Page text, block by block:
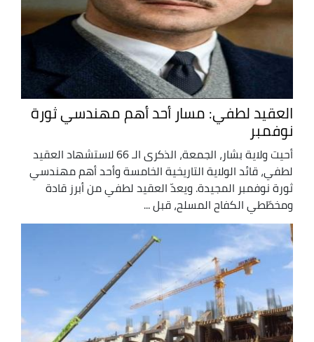
العقيد لطفي: مسار أحد أهم مهندسي ثورة
نوفمبر
أحيت ولاية بشار، الجمعة، الذكرى الـ 66 لاستشهاد العقيد
لطفي، قائد الولاية التاريخية الخامسة وأحد أهم مهندسي
ثورة نوفمبر المجيدة. ويعدّ العقيد لطفي من أبرز قادة
ومخطّطي الكفاح المسلح، قبل ...